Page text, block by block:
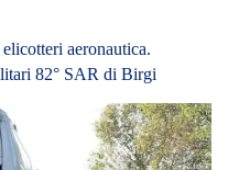
due morti e un